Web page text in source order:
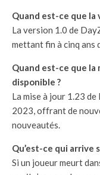
Quand est-ce que la
La version 1.0 de
mettant fin à cinq ans
Quand est-ce que la
disponible ?
La mise à jour 1.23
2023, offrant de
nouveautés.
Qu’est-ce qui arrive
Si un joueur meurt